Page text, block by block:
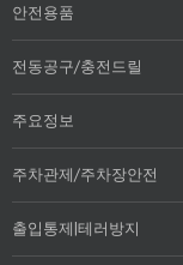
안전용품
전동공구/충전드릴
주요정보
주차관제/주차장안전
출입통제|테러방지